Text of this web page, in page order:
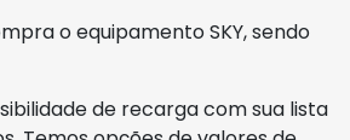
o equipamento SKY, sendo
de recarga com sua lista